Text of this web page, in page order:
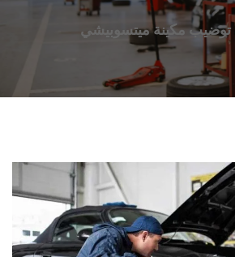
توضيب مكينة ميتسوبيشي